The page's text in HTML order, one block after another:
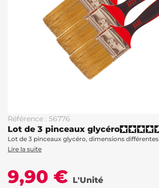
Référence : 56776
Lot de 3 pinceaux glycéro
Lot de 3 pinceaux glycéro, dimensions différentes
Lire la suite
9,90 € L'Unité